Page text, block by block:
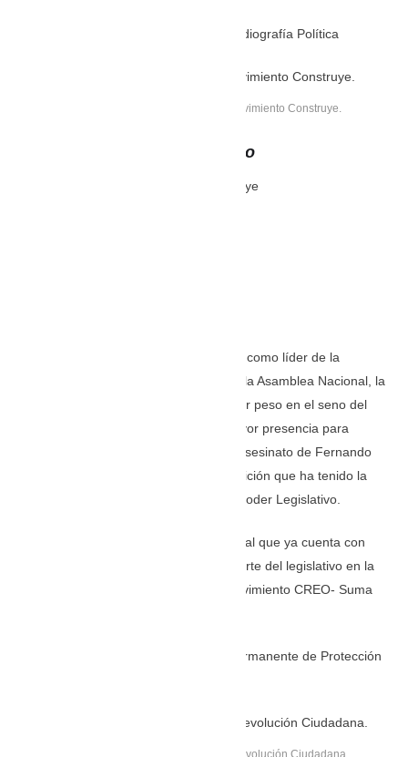
Fuentes: Observatorio Legislativo y Radiografía Política
Ana Galarza, asambleísta por el Movimiento Construye.
Ana Mercedes Galarza Añazco
Asambleísta por el Movimiento Construye
Durante la ausencia de Patricio Carrillo como líder de la
bancada del Movimiento Construye en la Asamblea Nacional, la
ha tomado mayor peso en el seno del
Parlamento y será una política con mayor presencia para
mantener el llamado de justicia por el asesinato de Fernando
Villavicencio, así como de la poca oposición que ha tenido la
administración de Daniel Noboa en el Poder Legislativo.
Galarza es una psicóloga Organizacional que ya cuenta con
experiencia en el Parlamento, formó parte del legislativo en la
gestión 2017-2021, como parte del Movimiento CREO- Suma
Galarza forma parte de la Comisión Permanente de Protección
Pierina Correa, asambleísta por la Revolución Ciudadana.